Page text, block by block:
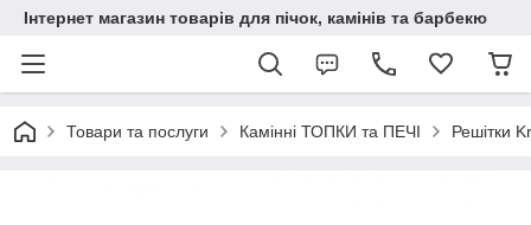
Інтернет магазин товарів для пічок, камінів та барбекю
Товари та послуги Камінні ТОПКИ та ПЕЧІ Решітки